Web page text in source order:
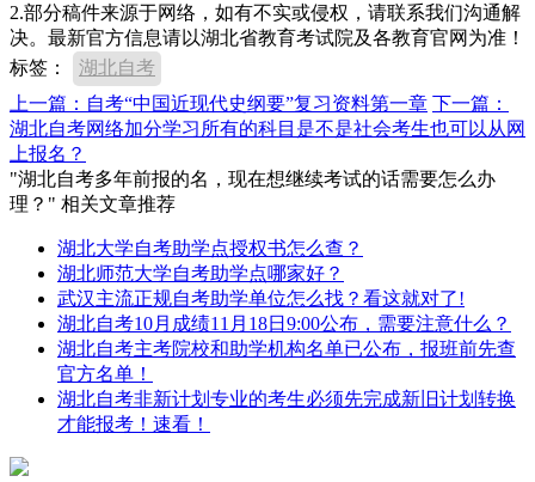
2.部分稿件来源于网络，如有不实或侵权，请联系我们沟通解
决。最新官方信息请以湖北省教育考试院及各教育官网为准！
标签：
湖北自考
上一篇：自考“中国近现代史纲要”复习资料第一章 下一篇：
湖北自考网络加分学习所有的科目是不是社会考生也可以从网
上报名？
"湖北自考多年前报的名，现在想继续考试的话需要怎么办
理？" 相关文章推荐
湖北大学自考助学点授权书怎么查？
湖北师范大学自考助学点哪家好？
武汉主流正规自考助学单位怎么找？看这就对了!
湖北自考10月成绩11月18日9:00公布，需要注意什么？
湖北自考主考院校和助学机构名单已公布，报班前先查
官方名单！
湖北自考非新计划专业的考生必须先完成新旧计划转换
才能报考！速看！